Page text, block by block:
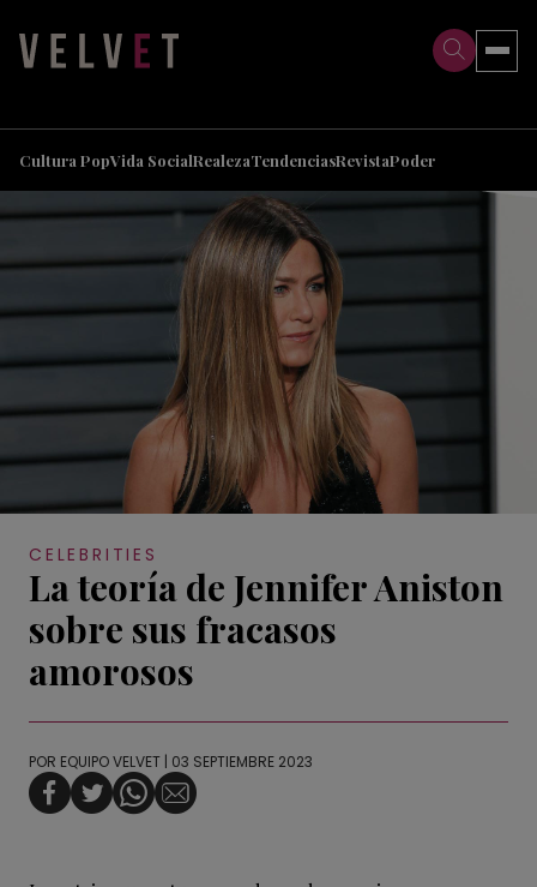
Cultura PopVida SocialRealezaTendenciasRevistaPoder
CELEBRITIES
La teoría de Jennifer Aniston
sobre sus fracasos
amorosos
POR EQUIPO VELVET | 03 SEPTIEMBRE 2023